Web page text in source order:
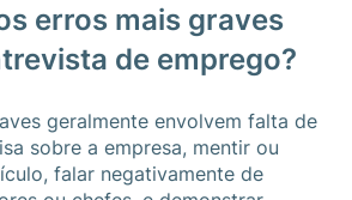
erros mais graves
de emprego?
geralmente envolvem falta de
sobre a empresa, mentir ou
falar negativamente de